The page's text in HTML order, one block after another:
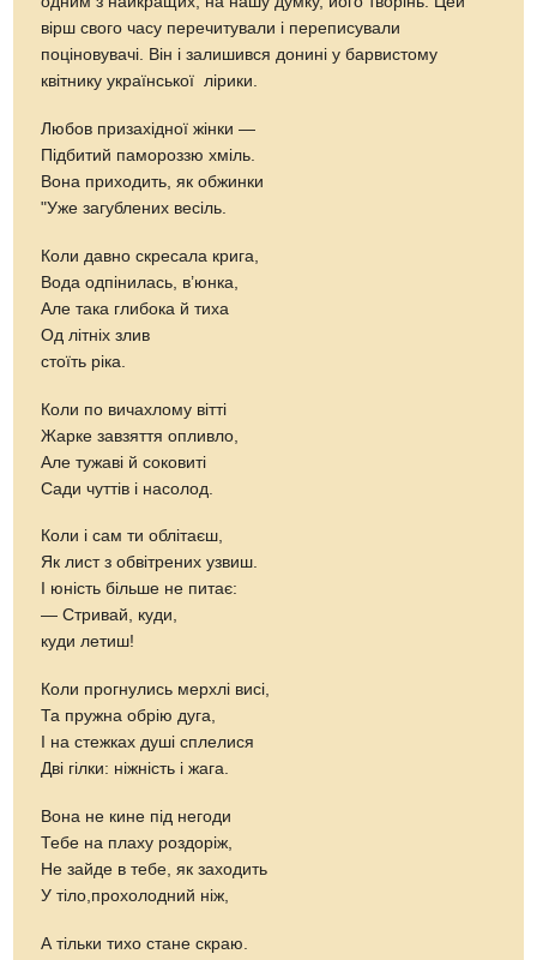
вірш свого часу перечитували і переписували
поціновувачі. Він і залишився донині у барвистому
квітнику української лірики.
Любов призахідної жінки —
Підбитий памороззю хміль.
Вона приходить, як обжинки
"Уже загублених весіль.
Коли давно скресала крига,
Вода одпінилась, в’юнка,
Але така глибока й тиха
Од літніх злив
стоїть ріка.
Коли по вичахлому вітті
Жарке завзяття опливло,
Але тужаві й соковиті
Сади чуттів і насолод.
Коли і сам ти облітаєш,
Як лист з обвітрених узвиш.
І юність більше не питає:
— Стривай, куди,
куди летиш!
Коли прогнулись мерхлі висі,
Та пружна обрію дуга,
І на стежках душі сплелися
Дві гілки: ніжність і жага.
Вона не кине під негоди
Тебе на плаху роздоріж,
Не зайде в тебе, як заходить
У тіло,прохолодний ніж,
А тільки тихо стане скраю.